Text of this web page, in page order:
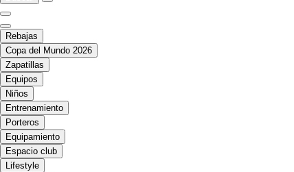
Rebajas
Copa del Mundo 2026
Zapatillas
Equipos
Niños
Entrenamiento
Porteros
Equipamiento
Espacio club
Lifestyle